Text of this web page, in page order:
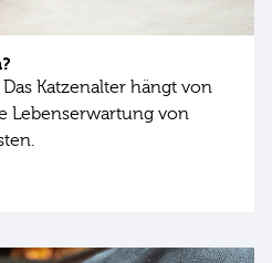
Katzenalter hängt von
Lebenserwartung von